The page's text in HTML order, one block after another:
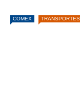
COMEX TRANSPORTES